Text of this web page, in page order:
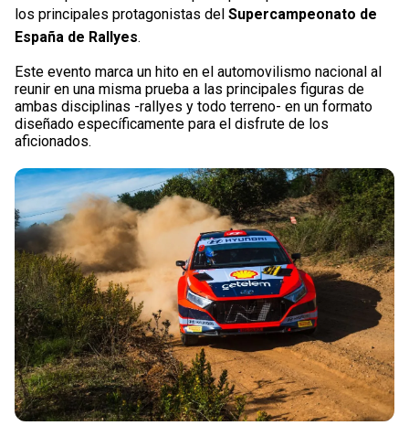
los principales protagonistas del Supercampeonato de
España de Rallyes.
Este evento marca un hito en el automovilismo nacional al
reunir en una misma prueba a las principales figuras de
ambas disciplinas -rallyes y todo terreno- en un formato
diseñado específicamente para el disfrute de los
aficionados.